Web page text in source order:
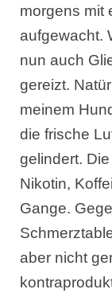
morgens mit
aufgewacht.
nun auch
gereizt.
meinem
die frische
gelindert.
Nikotin,
Gange.
aber nicht